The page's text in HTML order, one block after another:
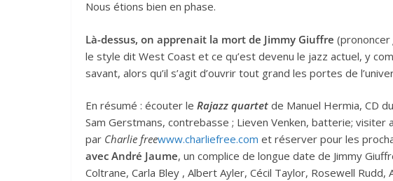
Nous étions bien en phase.
Là-dessus, on apprenait la mort de Jimmy Giuffre (prononcer
le style dit West Coast et ce qu’est devenu le jazz actuel, y
savant, alors qu’il s’agit d’ouvrir tout grand les portes de
En résumé : écouter le Rajazz quartet de Manuel Hermia, CD
Sam Gerstmans, contrebasse ; Lieven Venken, batterie; visiter
par Charlie freewww.charliefree.com et réserver pour les
avec André Jaume, un complice de longue date de Jimmy
Coltrane, Carla Bley , Albert Ayler, Cécil Taylor, Rosewell Rudd,